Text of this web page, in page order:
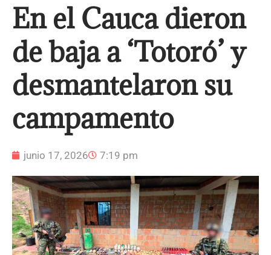
En el Cauca dieron
de baja a ‘Totoró’ y
desmantelaron su
campamento
junio 17, 2026 7:19 pm